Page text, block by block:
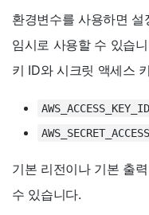
환경변수를 사용하면
임시로 사용할 수 있습
키 ID와 시크릿 액세스
AWS_ACCESS_KEY_ID
기본 리전이나 기본 출
수 있습니다.